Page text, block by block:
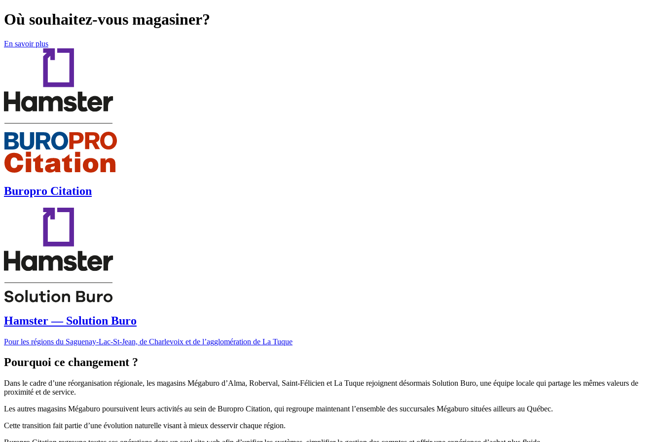
Où souhaitez-vous magasiner?
En savoir plus
Buropro Citation
Hamster — Solution Buro
Pour les régions du Saguenay-Lac-St-Jean, de Charlevoix et de l’agglomération de La Tuque
Pourquoi ce changement ?
Dans le cadre d’une réorganisation régionale, les magasins Mégaburo d’Alma, Roberval, Saint-Félicien et La Tuque rejoignent désormais Solution Buro, une équipe locale qui partage les mêmes valeurs de
proximité et de service.
Les autres magasins Mégaburo poursuivent leurs activités au sein de Buropro Citation, qui regroupe maintenant l’ensemble des succursales Mégaburo situées ailleurs au Québec.
Cette transition fait partie d’une évolution naturelle visant à mieux desservir chaque région.